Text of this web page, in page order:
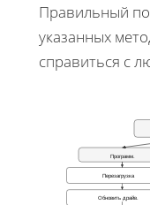
Правильный
указанных
справиться с
Программ.
Перезагрузка
Обновить драйв.